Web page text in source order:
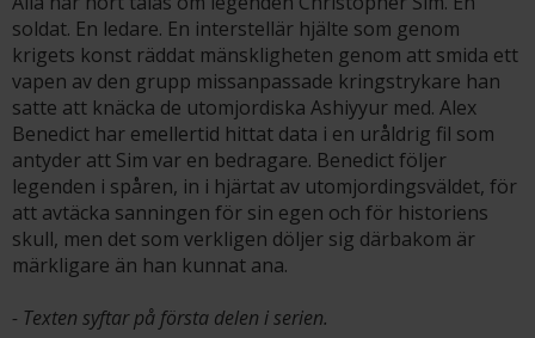
soldat. En ledare. En interstellär hjälte som genom
krigets konst räddat mänskligheten genom att smida ett
vapen av den grupp missanpassade kringstrykare han
satte att knäcka de utomjordiska Ashiyyur med. Alex
Benedict har emellertid hittat data i en uråldrig fil som
antyder att Sim var en bedragare. Benedict följer
legenden i spåren, in i hjärtat av utomjordingsväldet, för
att avtäcka sanningen för sin egen och för historiens
skull, men det som verkligen döljer sig därbakom är
märkligare än han kunnat ana.
- Texten syftar på första delen i serien.